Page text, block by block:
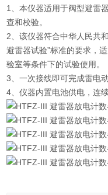
1、本仪器适用于阀型避雷
查和校验。
2、该仪器符合中华人民共
避雷器试验”标准的要求，
验室等条件下的试验使用。
3、一次接线即可完成雷电
4、仪器内置电池供电，连